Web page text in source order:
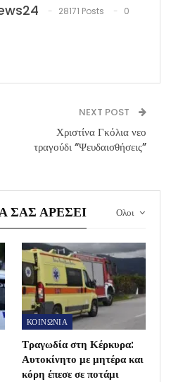
28171 Posts
0
NEXT POST
Χριστίνα Γκόλια νεο
τραγούδι “Ψευδαισθήσεις”
Ολοι
ΣΑΣ ΑΡΈΣΕΙ
ΚΟΙΝΩΝΙΑ
Τραγωδία στη Κέρκυρα:
Αυτοκίνητο με μητέρα και
κόρη έπεσε σε ποτάμι